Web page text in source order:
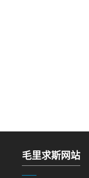
毛里求斯网站